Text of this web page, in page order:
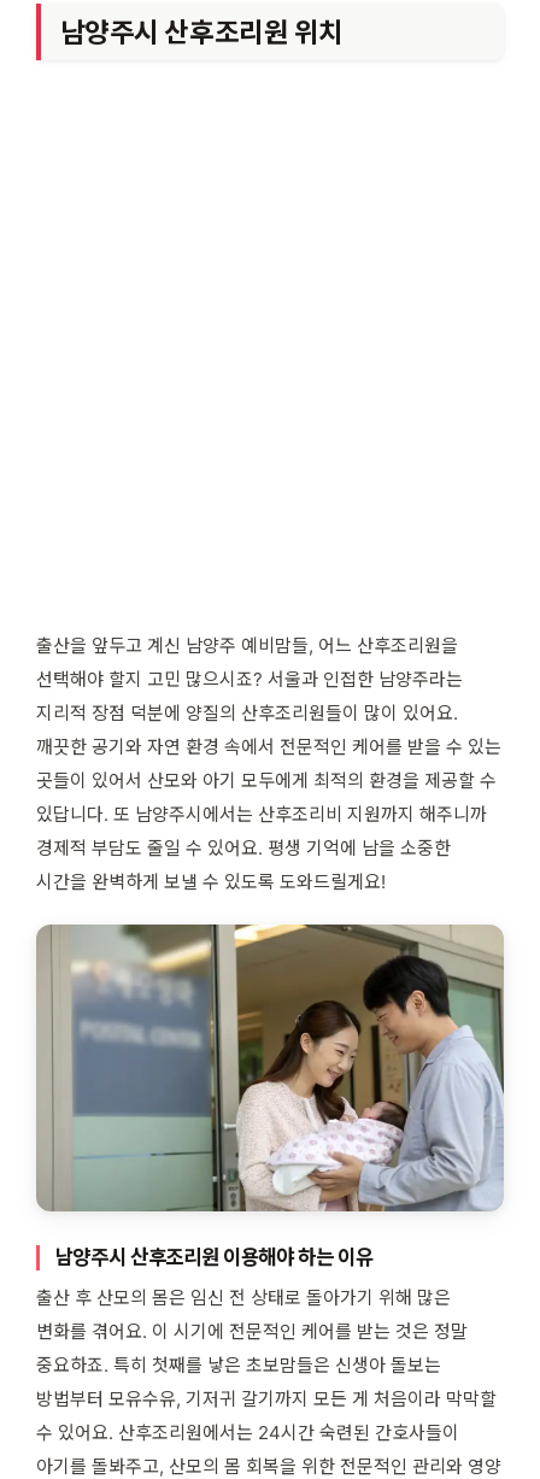
남양주시 산후조리원 위치
출산을 앞두고 계신 남양주 예비맘들, 어느 산후조리원을
선택해야 할지 고민 많으시죠? 서울과 인접한 남양주라는
지리적 장점 덕분에 양질의 산후조리원들이 많이 있어요.
깨끗한 공기와 자연 환경 속에서 전문적인 케어를 받을 수 있는
곳들이 있어서 산모와 아기 모두에게 최적의 환경을 제공할 수
있답니다. 또 남양주시에서는 산후조리비 지원까지 해주니까
경제적 부담도 줄일 수 있어요. 평생 기억에 남을 소중한
시간을 완벽하게 보낼 수 있도록 도와드릴게요!
남양주시 산후조리원 이용해야 하는 이유
출산 후 산모의 몸은 임신 전 상태로 돌아가기 위해 많은
변화를 겪어요. 이 시기에 전문적인 케어를 받는 것은 정말
중요하죠. 특히 첫째를 낳은 초보맘들은 신생아 돌보는
방법부터 모유수유, 기저귀 갈기까지 모든 게 처음이라 막막할
수 있어요. 산후조리원에서는 24시간 숙련된 간호사들이
아기를 돌봐주고, 산모의 몸 회복을 위한 전문적인 관리와 영양